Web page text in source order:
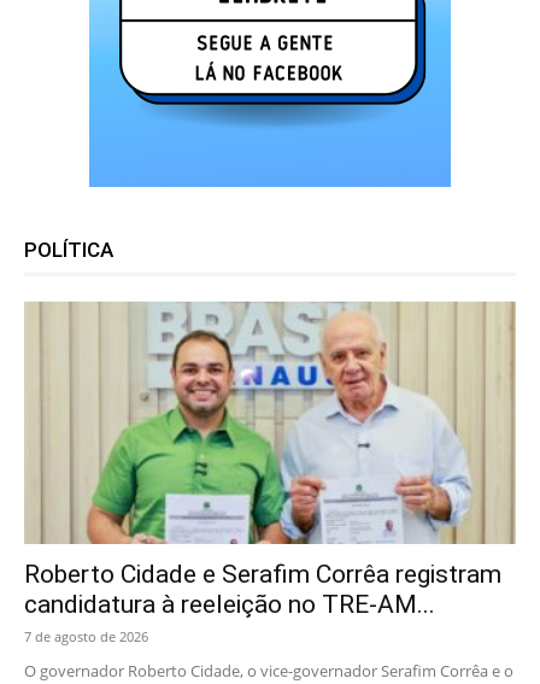
POLÍTICA
Roberto Cidade e Serafim Corrêa registram
candidatura à reeleição no TRE-AM...
7 de agosto de 2026
O governador Roberto Cidade, o vice-governador Serafim Corrêa e o